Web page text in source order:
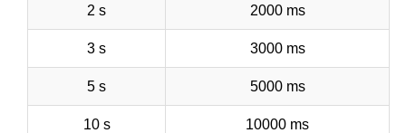
2 s 2000 ms
3 s 3000 ms
5 s 5000 ms
10 s 10000 ms